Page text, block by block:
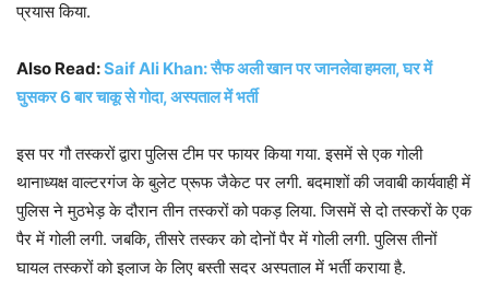
प्रयास किया.
Also Read:Saif Ali Khan: सैफ अली खान पर जानलेवा हमला, घर में
घुसकर 6 बार चाकू से गोदा, अस्पताल में भर्ती
इस पर गौ तस्करों द्वारा पुलिस टीम पर फायर किया गया. इसमें से एक गोली
थानाध्यक्ष वाल्टरगंज के बुलेट प्रूफ जैकेट पर लगी. बदमाशों की जवाबी कार्यवाही में
पुलिस ने मुठभेड़ के दौरान तीन तस्करों को पकड़ लिया. जिसमें से दो तस्करों के एक
पैर में गोली लगी. जबकि, तीसरे तस्कर को दोनों पैर में गोली लगी. पुलिस तीनों
घायल तस्करों को इलाज के लिए बस्ती सदर अस्पताल में भर्ती कराया है.